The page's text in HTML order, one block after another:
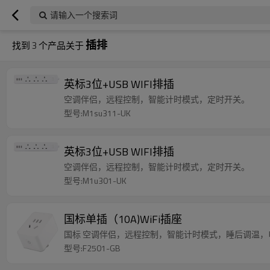
请输入一个搜索词
找到3个产品关于插排
英标3位+USB WIFI排插
空调伴侣，远程控制，智能计时模式，定时开关。
型号:M1su311-UK
英标3位+USB WIFI排插
空调伴侣，远程控制，智能计时模式，定时开关。
型号:M1u301-UK
国标单插（10A)WiFi插座
国标 空调伴侣，远程控制，智能计时模式，睡后调温
型号:F2501-GB